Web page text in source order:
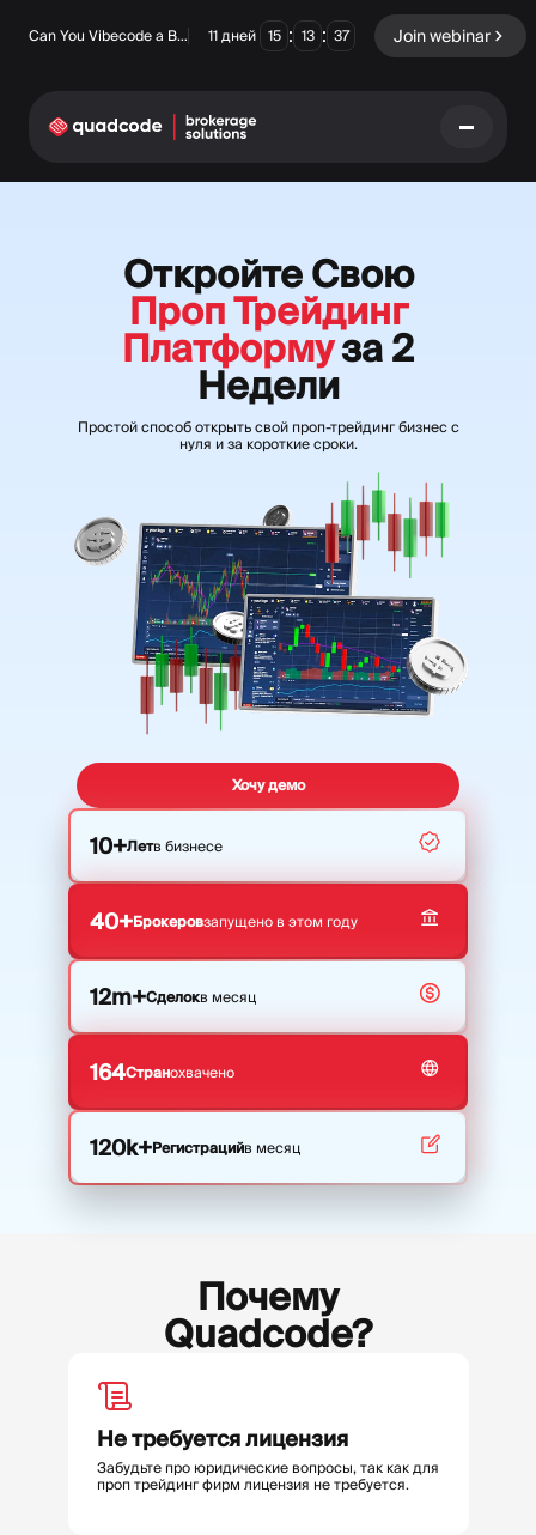
Can You Vibecode a Brokerage Platform? 11 дней 15 : 13 : 36 Join webinar
Откройте Свою
Проп Трейдинг
Платформуза 2
Недели
Простой способ открыть свой проп-трейдинг бизнес с
нуля и за короткие сроки.
Хочу демо
10+Летв бизнесе
40+Брокеровзапущено в этом году
12m+Сделокв месяц
164Странохвачено
120k+Регистрацийв месяц
Почему
Quadcode?
Не требуется лицензия
Забудьте про юридические вопросы, так как для
проп трейдинг фирм лицензия не требуется.
Русский
Forex / CFD
Бинарные опционы
Биржа и Клиринг
МОДУЛИ
Торговая платформа Back-office
Руководство по
Словарь терминов
Видеоуроки
Калькулятор прибыли
Бизнес План
ЕЩЁ
О нас
Цифры
Новости компании
Устойчивость
ПОДПИШИТЕСЬ НА НАС